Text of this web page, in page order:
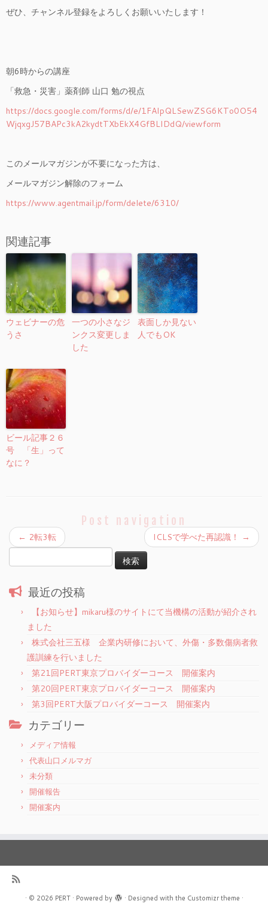
ぜひ、チャンネル登録をよろしくお願いいたします！
朝6時からの講座
「救急・災害」薬剤師 山口 勉の視点
https://docs.google.com/forms/d/e/1FAIpQLSewZSG6KTo0O54
WjqxgJ57BAPc3kA2kydtTXbEkX4GfBLIDdQ/viewform
このメールマガジンが不要になった方は、
メールマガジン解除のフォーム
https://www.agentmail.jp/form/delete/6310/
関連記事
ウェビナーの危
うさ
一つの小さなジ
ンクス変更しま
した
表面しか見ない
人でもOK
ビール記事２６
号 「生」って
なに？
Post navigation
← 2転3転 ICLSで学べた再認識！
→
索:
最近の投稿
【お知らせ】mikaru様のサイトにて当機構の活動が紹介され
ました
株式会社三五様 企業内研修において、外傷・多数傷病者救
護訓練を行いました
第21回PERT東京プロバイダーコース 開催案内
第20回PERT東京プロバイダーコース 開催案内
第3回PERT大阪プロバイダーコース 開催案内
カテゴリー
メディア情報
代表山口メルマガ
未分類
開催報告
開催案内
· © 2026 PERT· Powered by · Designed with the Customizr theme ·